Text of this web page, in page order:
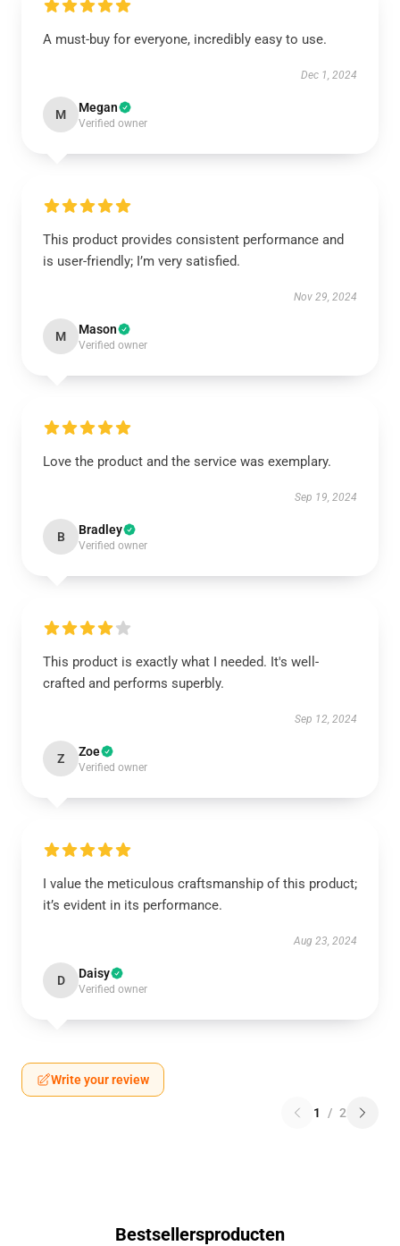
A must-buy for everyone, incredibly easy to use.
Dec 1, 2024
M Megan
Verified owner
This product provides consistent performance and
is user-friendly; I’m very satisfied.
Nov 29, 2024
M Mason
Verified owner
Love the product and the service was exemplary.
Sep 19, 2024
B Bradley
Verified owner
This product is exactly what I needed. It's well-
crafted and performs superbly.
Sep 12, 2024
Z Zoe
Verified owner
I value the meticulous craftsmanship of this product;
it’s evident in its performance.
Aug 23, 2024
D Daisy
Verified owner
Write your review
1 / 2
Bestsellersproducten